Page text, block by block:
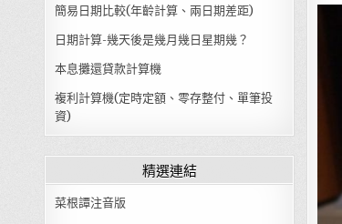
簡易日期比較(年齡計算、兩日期差距)
日期計算-幾天後是幾月幾日星期幾？
本息攤還貸款計算機
複利計算機(定時定額、零存整付、單筆投
資)
精選連結
菜根譚注音版